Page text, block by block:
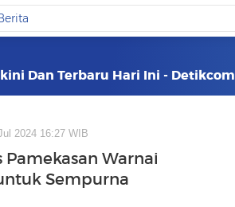
Dan Terbaru Hari Ini - Detikcom
2024 16:27 WIB
Warnai
Sempurna